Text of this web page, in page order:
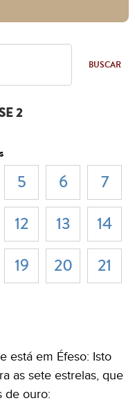
BUSCAR
2
está em Éfeso: Isto
as sete estrelas, que
de ouro:
5 6
7
12 13
14
19 20
21